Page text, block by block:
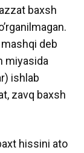
baxsh
deb
miyasida
ishlab
zavq baxsh
hissini ato